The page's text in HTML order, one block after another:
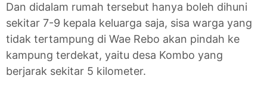
Dan didalam rumah tersebut hanya boleh dihuni
sekitar 7-9 kepala keluarga saja, sisa warga yang
tidak tertampung di Wae Rebo akan pindah ke
kampung terdekat, yaitu desa Kombo yang
berjarak sekitar 5 kilometer.